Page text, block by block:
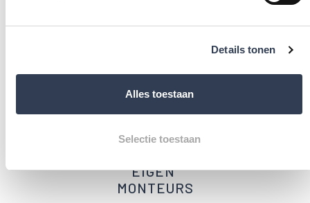
Details tonen
Alles toestaan
Selectie toestaan
EIGEN
MONTEURS